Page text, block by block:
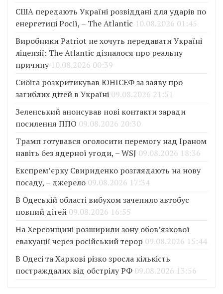
США передають Україні розвіддані для ударів по
енергетиці Росії, – The Atlantic 10.08.2026 01:45
Виробники Patriot не хочуть передавати Україні
ліцензії: The Atlantic дізналося про реальну
причину 10.08.2026 00:39
Сибіга розкритикував ЮНІСЕФ за заяву про
загиблих дітей в Україні 09.08.2026 21:51
Зеленський анонсував нові контакти заради
посилення ППО 09.08.2026 20:30
Трамп готувався оголосити перемогу над Іраном
навіть без ядерної угоди, – WSJ 09.08.2026 18:36
Експрем’єрку Свириденко розглядають на нову
посаду, – джерело 09.08.2026 17:34
В Одеській області вибухом зачепило автобус
повний дітей 09.08.2026 16:55
На Херсонщині розширили зону обов’язкової
евакуації через російський терор 09.08.2026 15:44
В Одесі та Харкові різко зросла кількість
постраждалих від обстрілу РФ 09.08.2026 13:56